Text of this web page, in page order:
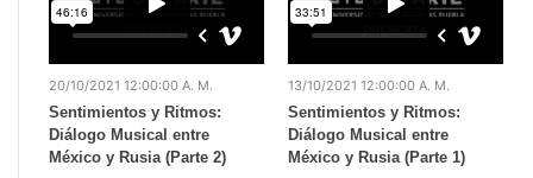
20/10/2021 12:00:00 A. M.
Sentimientos y Ritmos:
Diálogo Musical entre
México y Rusia (Parte 2)
13/10/2021 12:00:00 A. M.
Sentimientos y Ritmos:
Diálogo Musical entre
México y Rusia (Parte 1)